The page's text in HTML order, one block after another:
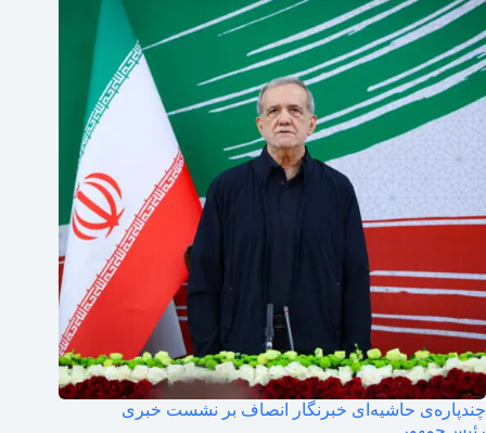
چندپاره‌ی حاشیه‌ای خبرنگار انصاف بر نشست خبری